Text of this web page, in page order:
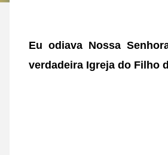
Eu odiava Nossa
verdadeira Igreja do Filho